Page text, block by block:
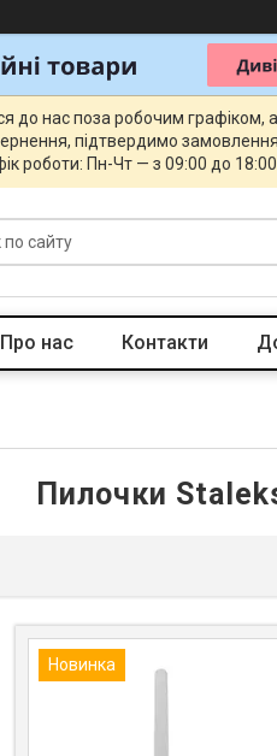
до нас поза робочим
підтвердимо
роботи: Пн-Чт — з 09:00 до
Про нас Контакти
Пилочки
Новинка